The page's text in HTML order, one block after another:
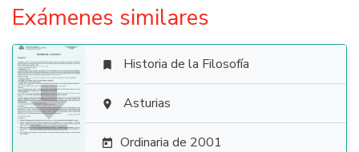
Exámenes similares

 Historia de la Filosofía
 Asturias
 Ordinaria de 2001